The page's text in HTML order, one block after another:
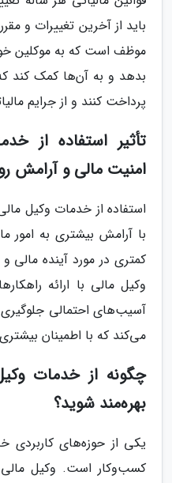
باید از آخرین تغییرات و
موظف است که به موکلین
بدهد و به آن‌ها کمک کند
پرداخت کنند و از جرایم
تأثیر استفاده از
امنیت مالی و آرامش
استفاده از خدمات وکیل
با آرامش بیشتری به امور
کمتری در مورد آینده مالی
وکیل مالی با ارائه
آسیب‌های احتمالی
می‌کند که با اطمینان
چگونه از خدمات
بهره‌مند شوید؟
یکی از حوزه‌های کاربردی
کسب‌وکار است. وکیل مالی